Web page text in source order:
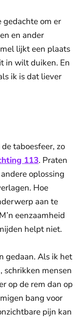
om er
en ander
lijkt een plaats
in wilt duiken. En
ik is dat liever
taboesfeer, zo
113. Praten
oplossing
Hoe
aan te
eenzaamheid
helpt niet.
gedaan. Als ik het
schrikken mensen
op de rem dan op
bang voor
pijn kan